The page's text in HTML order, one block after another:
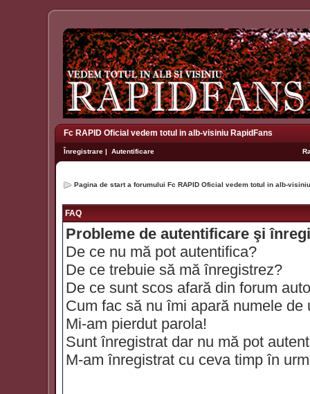
Fc RAPID Oficial vedem totul in alb-visiniu RapidFans
Înregistrare | Autentificare
Pagina de start a forumului Fc RAPID Oficial vedem totul in alb-
FAQ
Probleme de autentificare şi
De ce nu mă pot autentifica?
De ce trebuie să mă înregistrez?
De ce sunt scos afară din forum
Cum fac să nu îmi apară numele
Mi-am pierdut parola!
Sunt înregistrat dar nu mă pot
M-am înregistrat cu ceva timp în